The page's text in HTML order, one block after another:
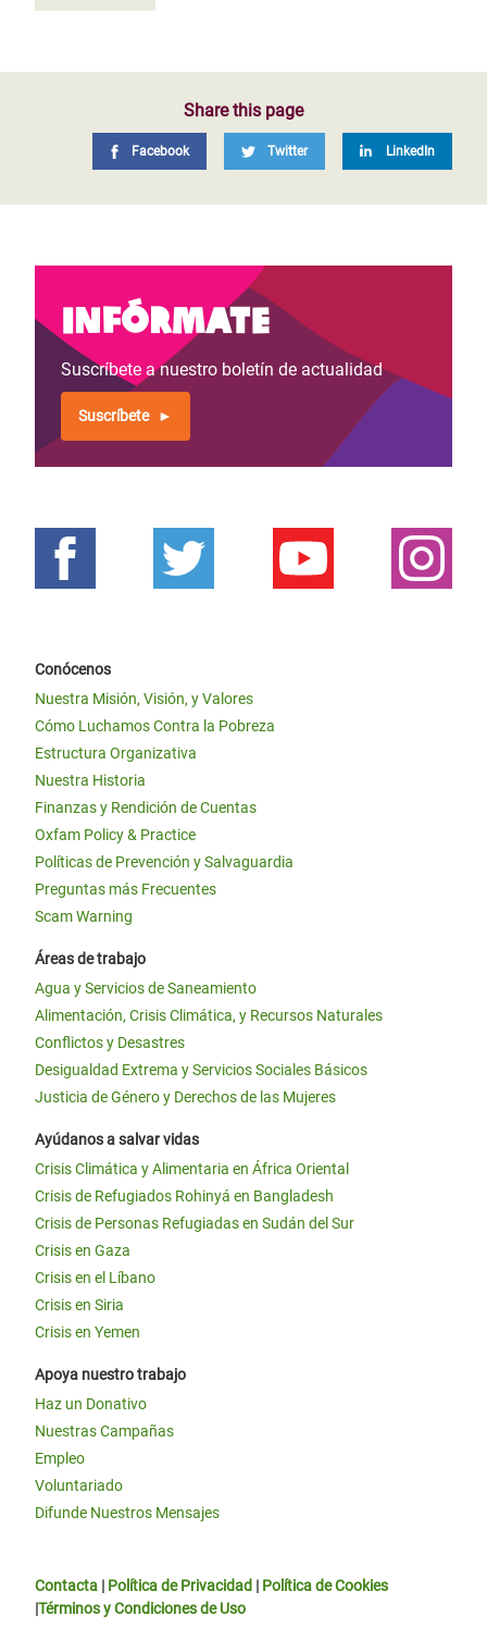
Share this page
Facebook Twitter LinkedIn
Infórmate
Suscríbete a nuestro boletín de actualidad
Suscríbete
Conócenos
Nuestra Misión, Visión, y Valores
Cómo Luchamos Contra la Pobreza
Estructura Organizativa
Nuestra Historia
Finanzas y Rendición de Cuentas
Oxfam Policy & Practice
Políticas de Prevención y Salvaguardia
Preguntas más Frecuentes
Scam Warning
Áreas de trabajo
Agua y Servicios de Saneamiento
Alimentación, Crisis Climática, y Recursos Naturales
Conflictos y Desastres
Desigualdad Extrema y Servicios Sociales Básicos
Justicia de Género y Derechos de las Mujeres
Ayúdanos a salvar vidas
Crisis Climática y Alimentaria en África Oriental
Crisis de Refugiados Rohinyá en Bangladesh
Crisis de Personas Refugiadas en Sudán del Sur
Crisis en Gaza
Crisis en el Líbano
Crisis en Siria
Crisis en Yemen
Apoya nuestro trabajo
Haz un Donativo
Nuestras Campañas
Empleo
Voluntariado
Difunde Nuestros Mensajes
Contacta | Política de Privacidad | Política de Cookies
|Términos y Condiciones de Uso